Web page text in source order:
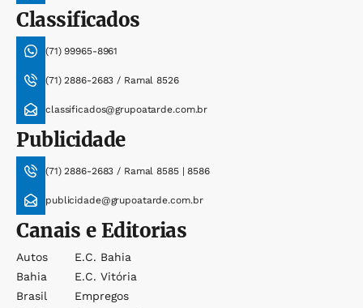
Classificados
(71) 99965-8961
(71) 2886-2683 / Ramal 8526
classificados@grupoatarde.com.br
Publicidade
(71) 2886-2683 / Ramal 8585 | 8586
publicidade@grupoatarde.com.br
Canais e Editorias
Autos
Bahia
Brasil
E.c. Bahia
E.c. Vitória
Empregos